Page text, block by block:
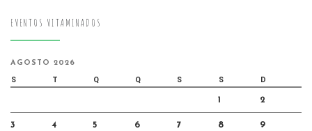
EVENTOS VITAMINADOS
AGOSTO 2026
S T Q Q S S D
1 2
3 4 5 6 7 8 9